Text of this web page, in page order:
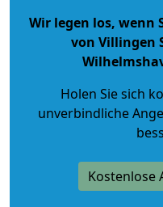
Wir legen los, wenn
von Villingen
Holen Sie sich
unverbindliche
Kostenlose